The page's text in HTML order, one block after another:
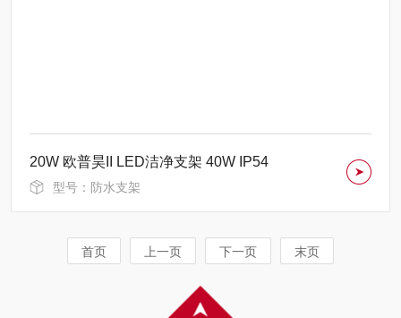
20W 欧普昊II LED洁净支架 40W IP54
型号：防水支架
首页 上一页 下一页 末页